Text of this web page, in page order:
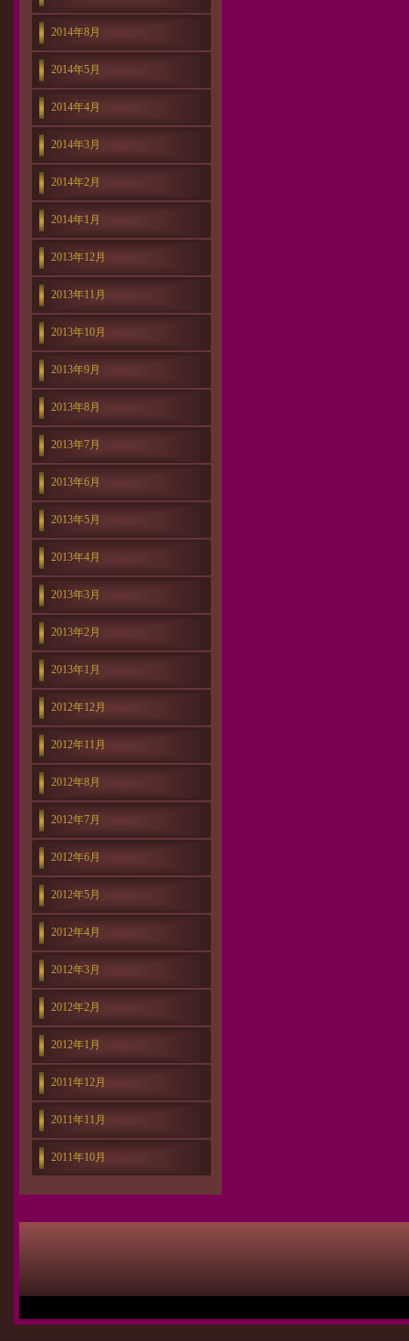
2014年8月
2014年5月
2014年4月
2014年3月
2014年2月
2014年1月
2013年12月
2013年11月
2013年10月
2013年9月
2013年8月
2013年7月
2013年6月
2013年5月
2013年4月
2013年3月
2013年2月
2013年1月
2012年12月
2012年11月
2012年8月
2012年7月
2012年6月
2012年5月
2012年4月
2012年3月
2012年2月
2012年1月
2011年12月
2011年11月
2011年10月